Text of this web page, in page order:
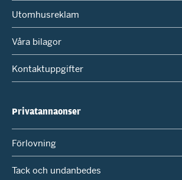
Utomhusreklam
Våra bilagor
Kontaktuppgifter
Privatannaonser
Förlovning
Tack och undanbedes